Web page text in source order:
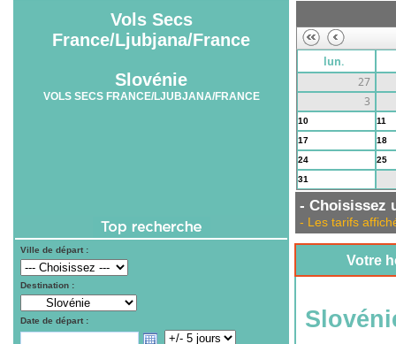
Vols Secs
France/Ljubjana/France
Slovénie
VOLS SECS FRANCE/LJUBJANA/FRANCE
Ville de départ :
Destination :
Date de départ :
lun.
27
3
10
11
17
18
24
25
31
- Choisissez
- Les tarifs
Votre